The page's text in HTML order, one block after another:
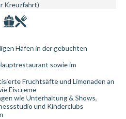
Kreuzfahrt)
Häfen in der gebuchten
sowie im
Fruchtsäfte und Limonaden an
Eiscreme
wie Unterhaltung & Shows,
und Kinderclubs